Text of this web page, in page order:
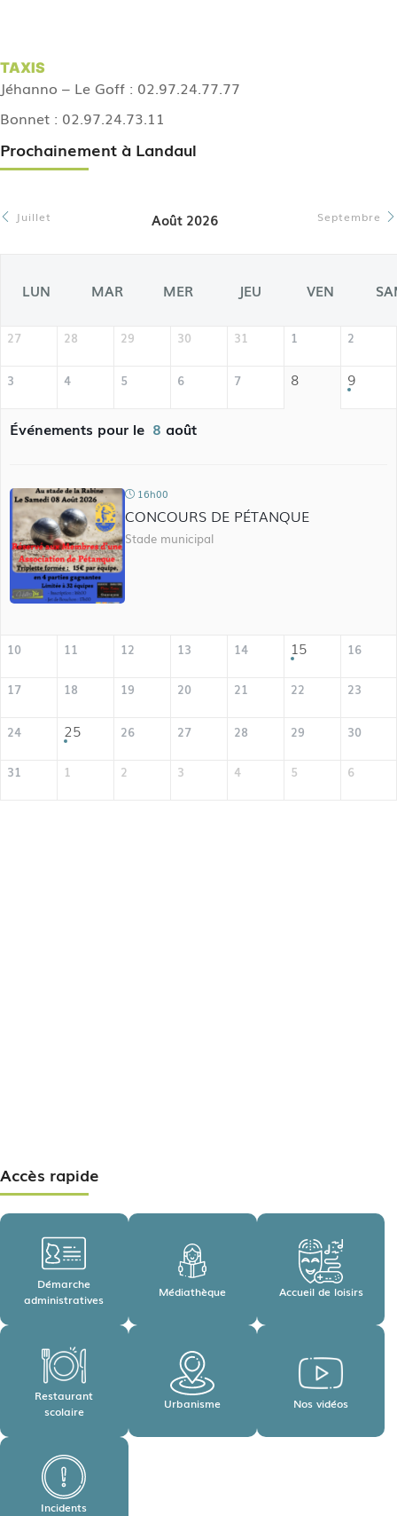
TAXIS
Jéhanno – Le Goff : 02.97.24.77.77
Bonnet : 02.97.24.73.11
Prochainement à Landaul
Juillet Août 2026 Septembre
LUN MAR MER JEU VEN
27 28 29 30 31 1 2
3 4 5 6 7 8 9
Événements pour le 8 août
16h00
CONCOURS DE PÉTANQUE
Stade municipal
10 11 12 13 14 15 16
17 18 19 20 21 22 23
24 25 26 27 28 29 30
31 1 2 3 4 5 6
Accès rapide
Démarche
administratives
Médiathèque Accueil de loisirs
Restaurant
scolaire
Urbanisme Nos vidéos
Incidents